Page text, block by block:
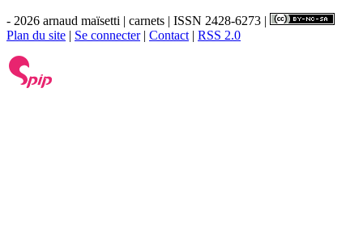
- 2026 arnaud maïsetti | carnets | ISSN 2428-6273 |
Plan du site | Se connecter| Contact | RSS 2.0